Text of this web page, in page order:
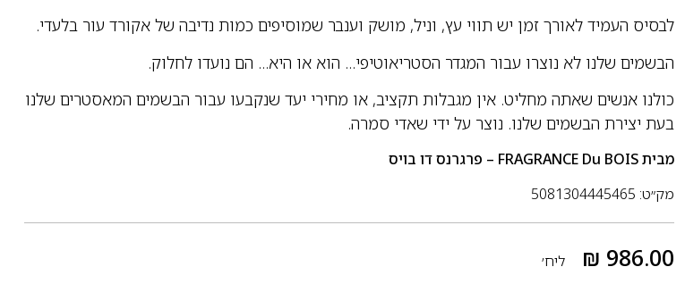
לבסיס העמיד לאורך זמן יש תווי עץ, וניל, מושק וענבר שמוסיפים כמות נדיבה של אקורד עור בלעדי.
הבשמים שלנו לא נוצרו עבור המגדר הסטריאוטיפי… הוא או היא… הם נועדו לחלוק.
כולנו אנשים שאתה מחליט. אין מגבלות תקציב, או מחירי יעד שנקבעו עבור הבשמים המאסטרים שלנו
בעת יצירת הבשמים שלנו. נוצר על ידי שאדי סמרה.
מביתFRAGRANCE Du BOIS – פרגרנס דו בויס
מק״ט: 5081304445465
₪ 986.00
ליח׳